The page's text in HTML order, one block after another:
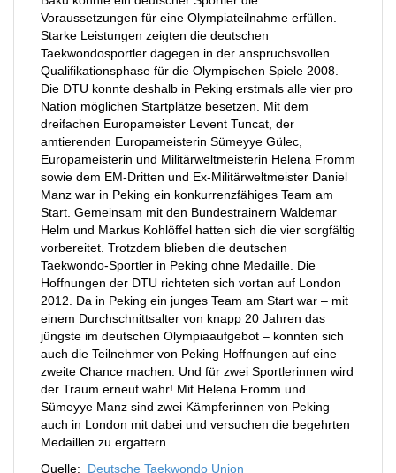
Voraussetzungen für eine Olympiateilnahme erfüllen.
Starke Leistungen zeigten die deutschen
Taekwondosportler dagegen in der anspruchsvollen
Qualifikationsphase für die Olympischen Spiele 2008.
Die DTU konnte deshalb in Peking erstmals alle vier pro
Nation möglichen Startplätze besetzen. Mit dem
dreifachen Europameister Levent Tuncat, der
amtierenden Europameisterin Sümeyye Gülec,
Europameisterin und Militärweltmeisterin Helena Fromm
sowie dem EM-Dritten und Ex-Militärweltmeister Daniel
Manz war in Peking ein konkurrenzfähiges Team am
Start. Gemeinsam mit den Bundestrainern Waldemar
Helm und Markus Kohlöffel hatten sich die vier sorgfältig
vorbereitet. Trotzdem blieben die deutschen
Taekwondo-Sportler in Peking ohne Medaille. Die
Hoffnungen der DTU richteten sich vortan auf London
2012. Da in Peking ein junges Team am Start war – mit
einem Durchschnittsalter von knapp 20 Jahren das
jüngste im deutschen Olympiaaufgebot – konnten sich
auch die Teilnehmer von Peking Hoffnungen auf eine
zweite Chance machen. Und für zwei Sportlerinnen wird
der Traum erneut wahr! Mit Helena Fromm und
Sümeyye Manz sind zwei Kämpferinnen von Peking
auch in London mit dabei und versuchen die begehrten
Medaillen zu ergattern.
Quelle: Deutsche Taekwondo Union